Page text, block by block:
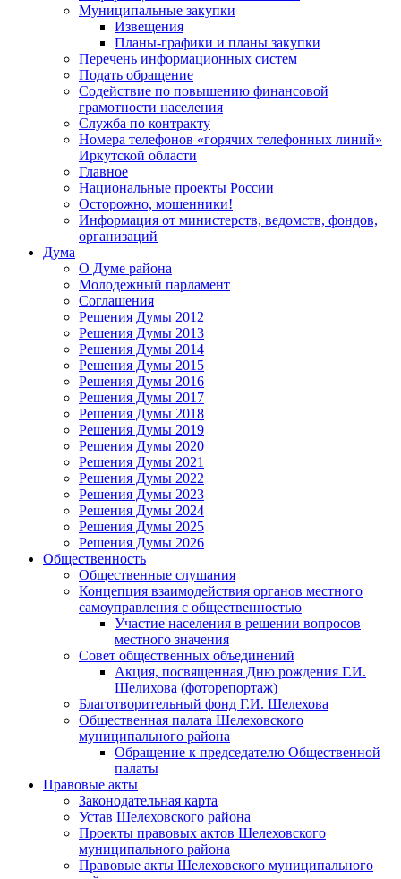
Муниципальные закупки
Извещения
Планы-графики и планы закупки
Перечень информационных систем
Подать обращение
Содействие по повышению финансовой
грамотности населения
Служба по контракту
Номера телефонов «горячих телефонных линий»
Иркутской области
Главное
Национальные проекты России
Осторожно, мошенники!
Информация от министерств, ведомств, фондов,
организаций
Дума
О Думе района
Молодежный парламент
Соглашения
Решения Думы 2012
Решения Думы 2013
Решения Думы 2014
Решения Думы 2015
Решения Думы 2016
Решения Думы 2017
Решения Думы 2018
Решения Думы 2019
Решения Думы 2020
Решения Думы 2021
Решения Думы 2022
Решения Думы 2023
Решения Думы 2024
Решения Думы 2025
Решения Думы 2026
Общественность
Общественные слушания
Концепция взаимодействия органов местного
самоуправления с общественностью
Участие населения в решении вопросов
местного значения
Совет общественных объединений
Акция, посвященная Дню рождения Г.И.
Шелихова (фоторепортаж)
Благотворительный фонд Г.И. Шелехова
Общественная палата Шелеховского
муниципального района
Обращение к председателю Общественной
палаты
Правовые акты
Законодательная карта
Устав Шелеховского района
Проекты правовых актов Шелеховского
муниципального района
Правовые акты Шелеховского муниципального